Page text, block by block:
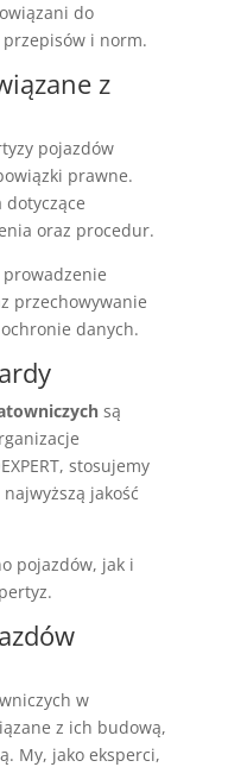
do
i norm.
z
pojazdów
prawne.
dotyczące
oraz procedur.
przechowywanie
danych.
są
stosujemy
jakość
pojazdów, jak i
w
z ich budową,
My, jako eksperci,